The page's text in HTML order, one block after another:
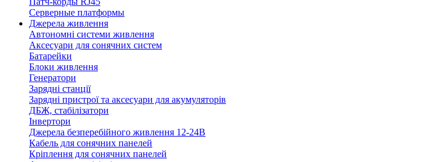
Серверные платформы
Джерела живлення
Автономні системи живлення
Аксесуари для сонячних систем
Батарейки
Блоки живлення
Генератори
Зарядні станції
Зарядні пристрої та аксесуари для акумуляторів
ДБЖ, стабілізатори
Інвертори
Джерела безперебійного живлення 12-24В
Кабель для сонячних панелей
Кріплення для сонячних панелей